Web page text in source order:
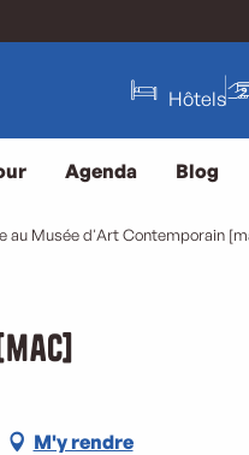
Hôtels
Agenda Blog
au Musée d'Art Contemporain
M'y rendre